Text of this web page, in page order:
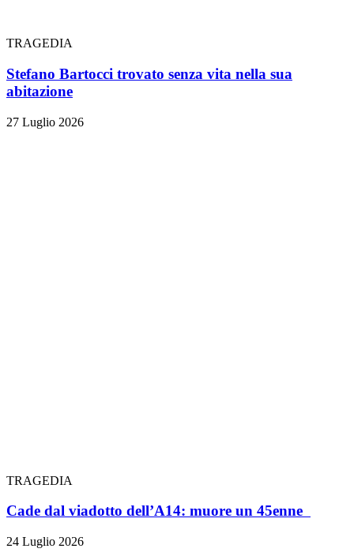
TRAGEDIA
Stefano Bartocci trovato senza vita nella sua
abitazione
27 Luglio 2026
TRAGEDIA
Cade dal viadotto dell’A14: muore un 45enne
24 Luglio 2026